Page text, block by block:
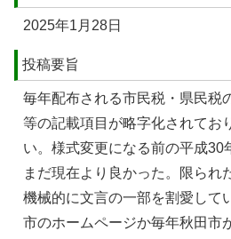
2025年1月28日
投稿要旨
毎年配布される市民税・県民税
等の記載項目が略字化されてお
い。様式変更になる前の平成30
まだ現在より良かった。限られ
機械的に文言の一部を割愛して
市のホームページか毎年秋田市